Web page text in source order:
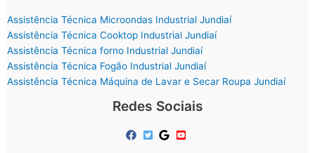
Assistência Técnica Microondas Industrial Jundiaí
Assistência Técnica Cooktop Industrial Jundiaí
Assistência Técnica forno Industrial Jundiaí
Assistência Técnica Fogão Industrial Jundiaí
Assistência Técnica Máquina de Lavar e Secar Roupa Jundiaí
Redes Sociais